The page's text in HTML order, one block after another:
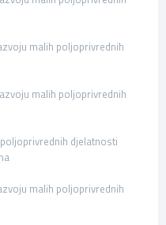
malih poljoprivrednih
malih poljoprivrednih
djelatnosti
malih poljoprivrednih